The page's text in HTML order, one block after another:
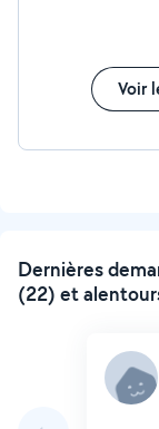
Voir
Dernières
(22) et